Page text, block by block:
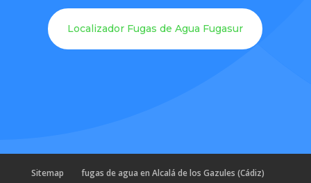
Localizador Fugas de Agua Fugasur
Sitemap
fugas de agua en Alcalá de los Gazules (Cádiz)